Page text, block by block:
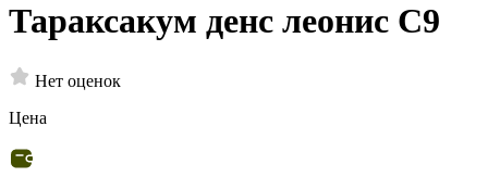
Тараксакум денс леонис С9
Нет оценок
Цена